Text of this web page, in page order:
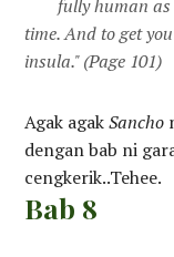
fully human
time. And to get
insula."(Page 101)
Agak agakSancho
dengan bab ni
cengkerik..Tehee.
Bab 8